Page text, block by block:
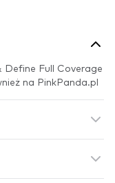
Define Full Coverage
na PinkPanda.pl